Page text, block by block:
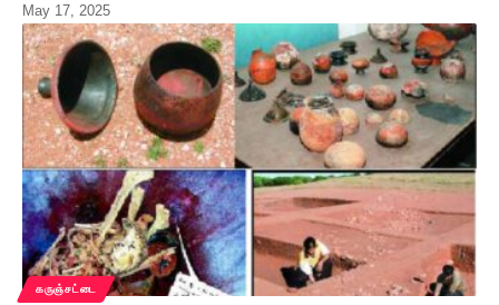
May 17, 2025
கருஞ்சட்டை